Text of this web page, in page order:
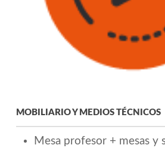
MOBILIARIO Y MEDIOS TÉCNICOS
Mesa profesor + mesas y